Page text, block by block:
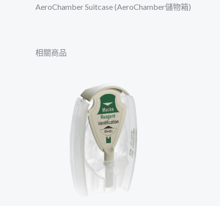
AeroChamber Suitcase (AeroChamber儲物箱)
相關商品